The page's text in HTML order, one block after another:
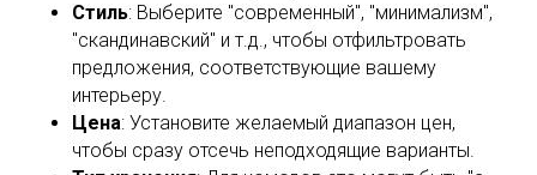
Стиль: Выберите "современный", "минимализм",
"скандинавский" и т.д., чтобы отфильтровать
предложения, соответствующие вашему
интерьеру.
Цена: Установите желаемый диапазон цен,
чтобы сразу отсечь неподходящие варианты.